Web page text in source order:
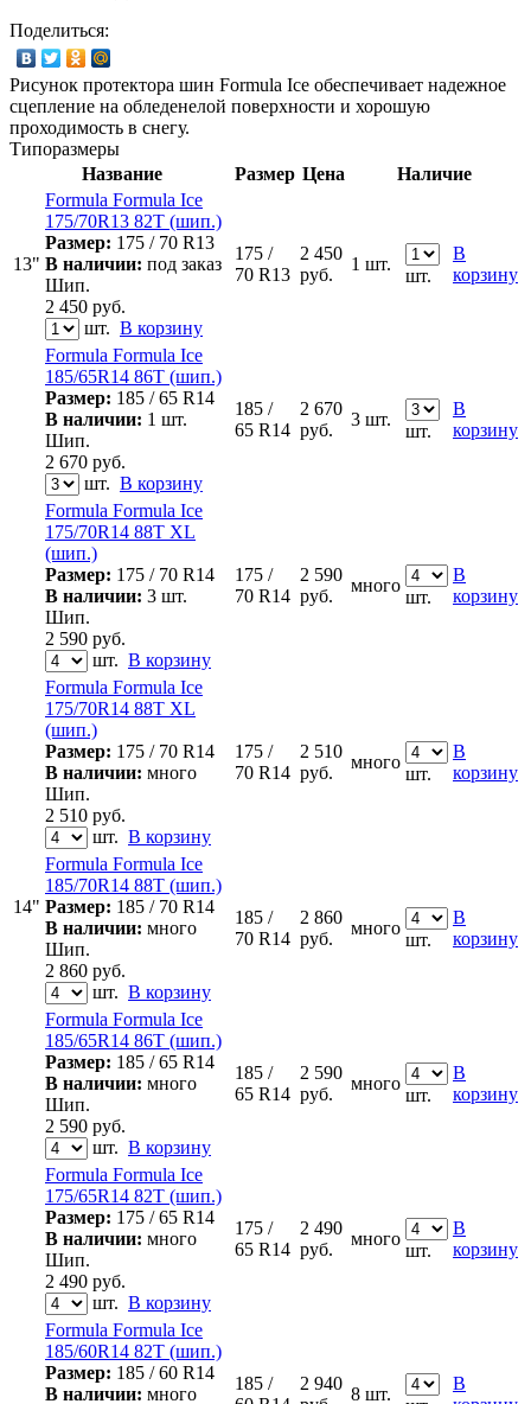
Поделиться:
Рисунок протектора шин Formula Ice обеспечивает надежное
сцепление на обледенелой поверхности и хорошую
проходимость в снегу.
Типоразмеры
Название
Размер Цена Наличие
13"
Formula Formula Ice
175/70R13 82T (шип.)
Размер: 175 / 70 R13
В наличии: под заказ
Шип.
2 450 руб.
шт. В корзину
175 /
70 R13
2 450
руб.
1 шт.
шт.
В
корзину
14"
Formula Formula Ice
185/65R14 86T (шип.)
Размер: 185 / 65 R14
В наличии: 1 шт.
Шип.
2 670 руб.
шт. В корзину
185 /
65 R14
2 670
руб.
3 шт.
шт.
В
корзину
Formula Formula Ice
175/70R14 88T XL
(шип.)
Размер: 175 / 70 R14
В наличии: 3 шт.
Шип.
2 590 руб.
шт. В корзину
175 /
70 R14
2 590
руб.
много
шт.
В
корзину
Formula Formula Ice
175/70R14 88T XL
(шип.)
Размер: 175 / 70 R14
В наличии: много
Шип.
2 510 руб.
шт. В корзину
175 /
70 R14
2 510
руб.
много
шт.
В
корзину
Formula Formula Ice
185/70R14 88T (шип.)
Размер: 185 / 70 R14
В наличии: много
Шип.
2 860 руб.
шт. В корзину
185 /
70 R14
2 860
руб.
много
шт.
В
корзину
Formula Formula Ice
185/65R14 86T (шип.)
Размер: 185 / 65 R14
В наличии: много
Шип.
2 590 руб.
шт. В корзину
185 /
65 R14
2 590
руб.
много
шт.
В
корзину
Formula Formula Ice
175/65R14 82T (шип.)
Размер: 175 / 65 R14
В наличии: много
Шип.
2 490 руб.
шт. В корзину
175 /
65 R14
2 490
руб.
много
шт.
В
корзину
Formula Formula Ice
185/60R14 82T (шип.)
Размер: 185 / 60 R14
В наличии: много
185 /
2 940
8 шт.
В